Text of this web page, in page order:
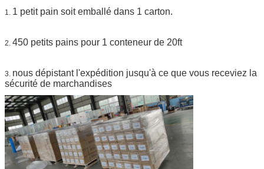
1. 1 petit pain soit emballé dans 1 carton.
2. 450 petits pains pour 1 conteneur de 20ft
3. nous dépistant l'expédition jusqu'à ce que vous receviez la
sécurité de marchandises